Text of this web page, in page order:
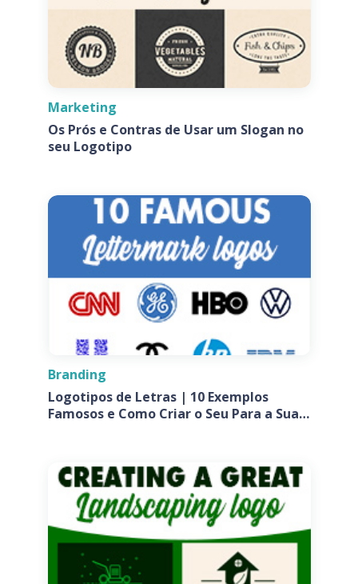
Marketing
Os Prós e Contras de Usar um Slogan no
seu Logotipo
Branding
Logotipos de Letras | 10 Exemplos
Famosos e Como Criar o Seu Para a Sua